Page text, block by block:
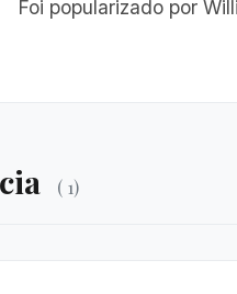
Foi popularizado por
( 1)